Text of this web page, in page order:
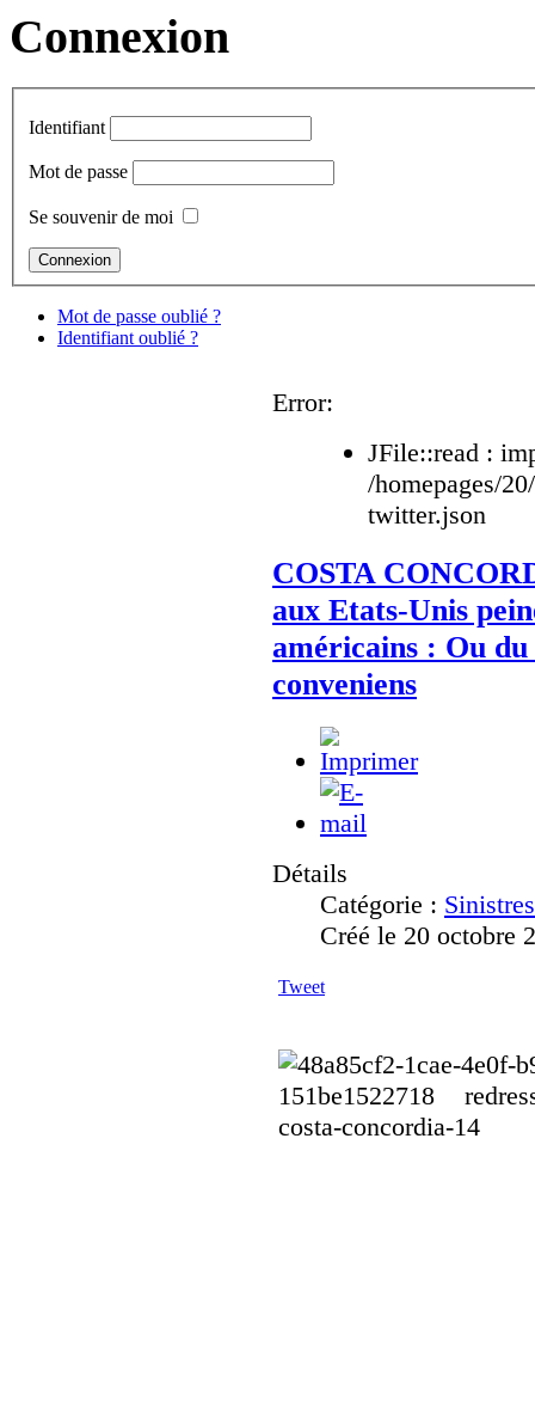
Connexion
Identifiant
Mot de passe
Se souvenir de moi
Mot de passe oublié ?
Identifiant oublié ?
Error:
JFile::read :
/homepages/
twitter.json
COSTA
aux Etats-Unis
américains : Ou
conveniens
Détails
Catégorie :
Créé le 20 octobre
Tweet